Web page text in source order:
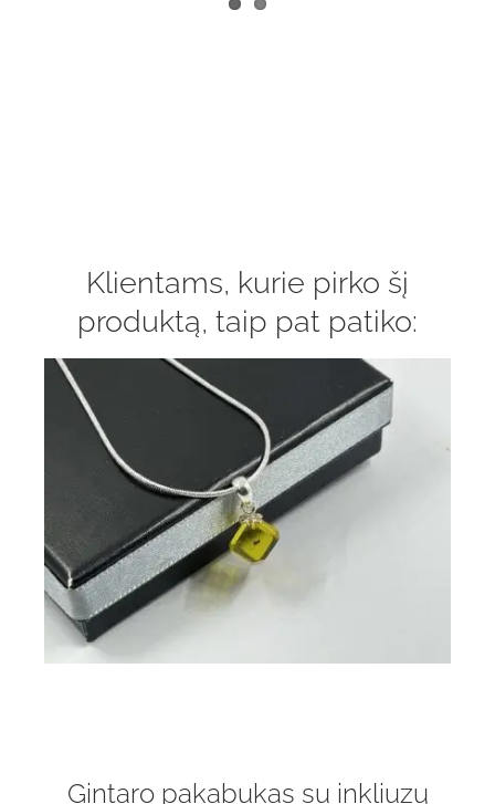
Klientams, kurie pirko šį
produktą, taip pat patiko:
Gintaro pakabukas su inkliuzų